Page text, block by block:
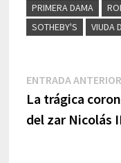
PRIMERA DAMA
SOTHEBY'S
VIUDA
Navegación
de
ENTRADA ANTERIOR
La trágica
del zar Nicolás